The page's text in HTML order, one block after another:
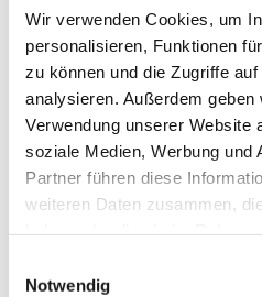
Wir verwenden Cookies, um
personalisieren, Funktionen
zu können und die Zugriffe
analysieren. Außerdem
Verwendung unserer Website
soziale Medien, Werbung und
Partner führen diese
weiteren Daten zusammen,
Notwendig
1.
Seelsorge
Verkündigung und
vielfältigen Angeboten
Musik und Tat.